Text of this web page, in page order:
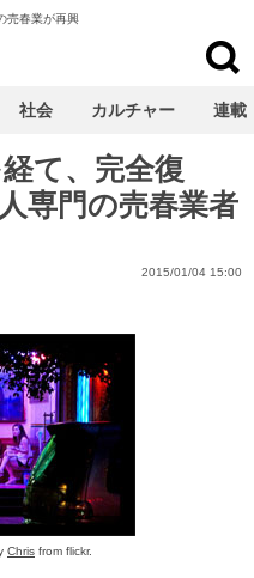
売春業が再興
て、完全復
専門の売春業者
2015/01/04 15:00
Chris from flickr.
社会 カルチャー 連載